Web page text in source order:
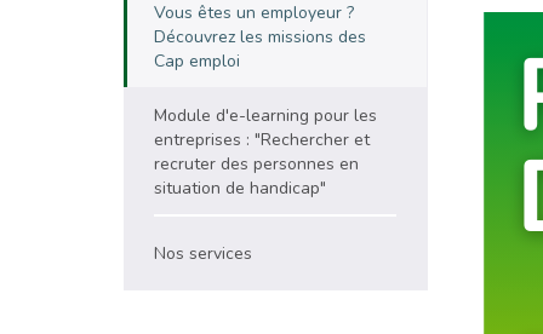
Vous êtes un employeur ?
Découvrez les missions des
Cap emploi
Module d'e-learning pour les
entreprises : "Rechercher et
recruter des personnes en
situation de handicap"
Nos services